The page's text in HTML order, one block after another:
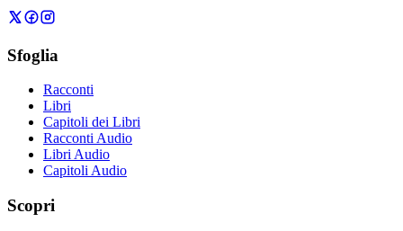
Sfoglia
Racconti
Libri
Capitoli dei Libri
Racconti Audio
Libri Audio
Capitoli Audio
Scopri